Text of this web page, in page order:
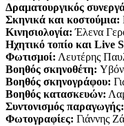
Δραματουργικός
Σκηνικά και κοστούμια:
Κινησιολογία: Έλενα
Ηχητικό τοπίο και Live
Φωτισμοί: Λευτέρης
Βοηθός σκηνοθέτη:
Βοηθός σκηνογράφου:
Βοηθός κατασκευών:
Συντονισμός παραγωγής:
Φωτογραφίες: Γιάννης